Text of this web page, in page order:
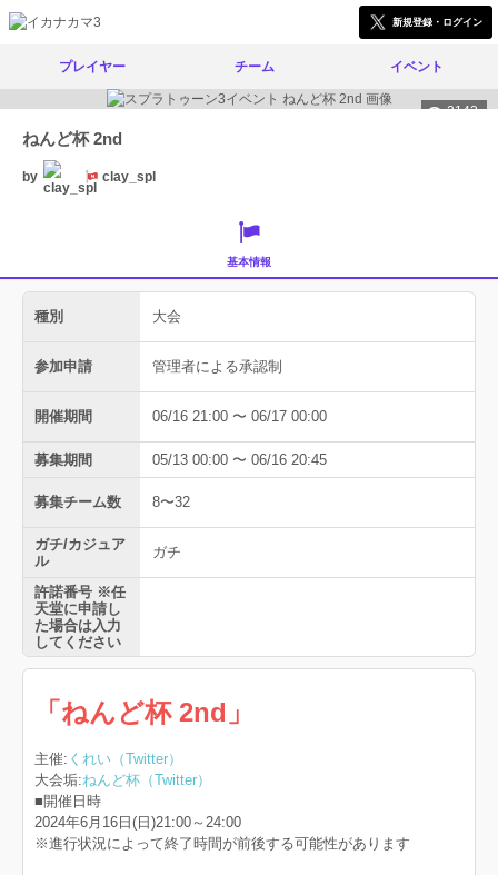
新規登録・ログイン
プレイヤー チーム イベント
2143
ねんど杯 2nd
by clay_spl
基本情報
種別 大会
参加申請 管理者による承認制
開催期間 06/16 21:00 〜 06/17 00:00
募集期間 05/13 00:00 〜 06/16 20:45
募集チーム数 8〜32
ガチ/カジュア
ル
ガチ
許諾番号 ※任
天堂に申請し
た場合は入力
してください
「ねんど杯 2nd」
主催: くれい（Twitter）
大会垢:ねんど杯（Twitter）
■開催日時
2024年6月16日(日)21:00～24:00
※進行状況によって終了時間が前後する可能性があります